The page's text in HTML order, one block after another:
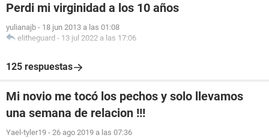
Perdi mi virginidad a los 10 años
yulianajb - 18 jun 2013 a las 01:08
elitheguard - 13 jul 2022 a las 17:06
125 respuestas
Mi novio me tocó los pechos y solo llevamos
una semana de relacion !!!
Yael-tyler19 - 26 ago 2019 a las 07:36